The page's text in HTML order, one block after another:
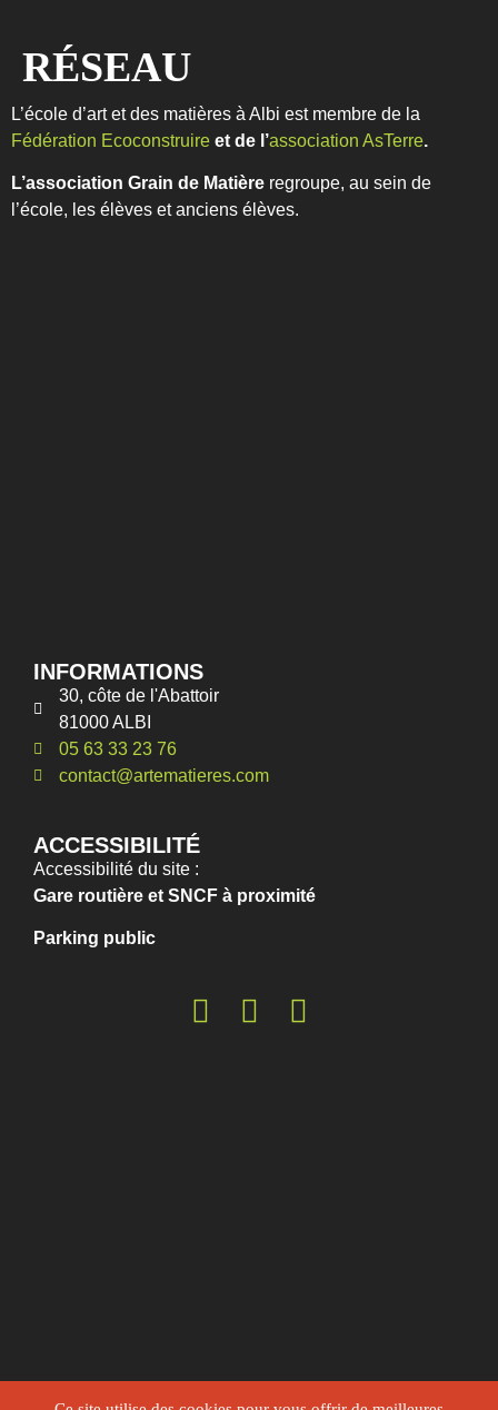
RÉSEAU
L’école d’art et des matières à Albi est membre de la
Fédération Ecoconstruire et de l’association AsTerre.
L’association Grain de Matière regroupe, au sein de
l’école, les élèves et anciens élèves.
INFORMATIONS
30, côte de l'Abattoir
81000 ALBI
05 63 33 23 76
contact@artematieres.com
ACCESSIBILITÉ
Accessibilité du site :
Gare routière et SNCF à proximité
Parking public